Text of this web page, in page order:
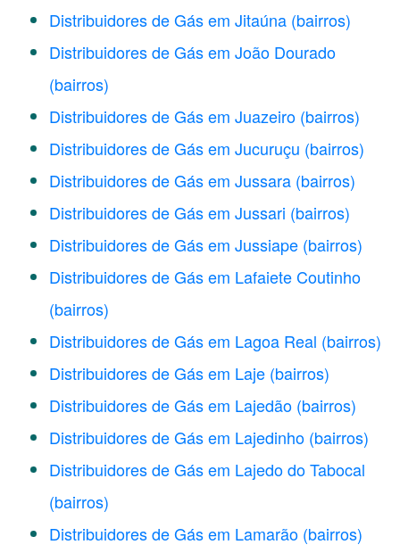
Distribuidores de Gás em Jitaúna (bairros)
Distribuidores de Gás em João Dourado
(bairros)
Distribuidores de Gás em Juazeiro (bairros)
Distribuidores de Gás em Jucuruçu (bairros)
Distribuidores de Gás em Jussara (bairros)
Distribuidores de Gás em Jussari (bairros)
Distribuidores de Gás em Jussiape (bairros)
Distribuidores de Gás em Lafaiete Coutinho
(bairros)
Distribuidores de Gás em Lagoa Real (bairros)
Distribuidores de Gás em Laje (bairros)
Distribuidores de Gás em Lajedão (bairros)
Distribuidores de Gás em Lajedinho (bairros)
Distribuidores de Gás em Lajedo do Tabocal
(bairros)
Distribuidores de Gás em Lamarão (bairros)